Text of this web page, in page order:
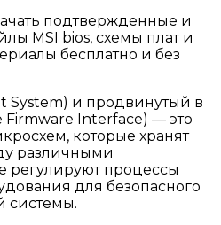
подтвержденные и
MSI bios, схемы плат и
бесплатно и без
System) и продвинутый в
Firmware Interface) — это
которые хранят
различными
регулируют процессы
для безопасного
системы.